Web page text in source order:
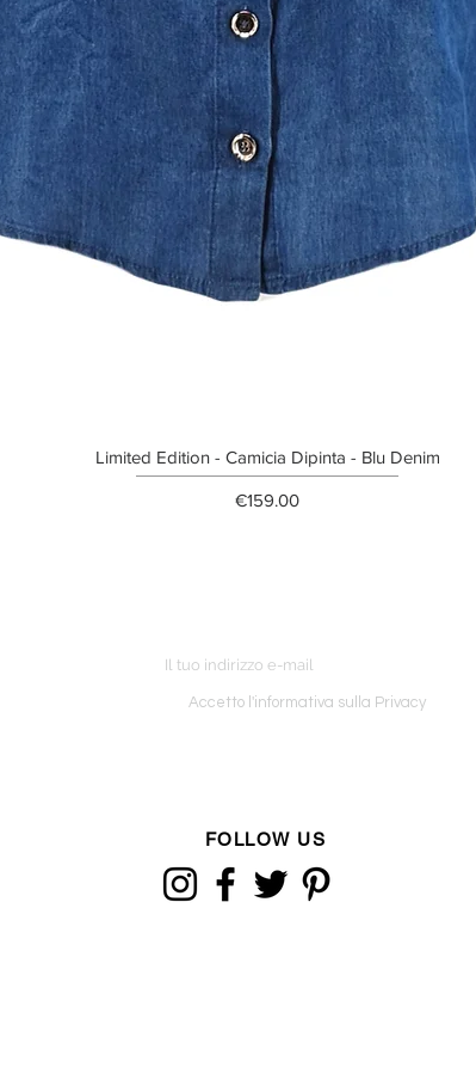
Limited Edition - Camicia Dipinta - Blu Denim
Price
€159.00
Accetto l'informativa sulla Privacy
FOLLOW US